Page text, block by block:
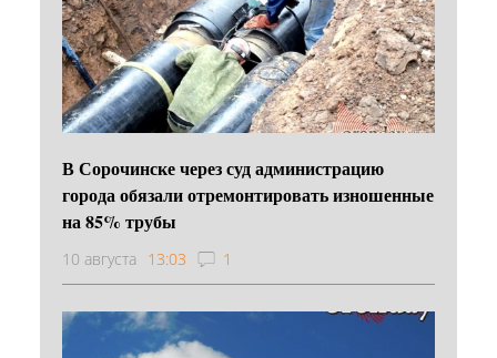
В Сорочинске через суд администрацию
города обязали отремонтировать изношенные
на 85% трубы
10 августа 13:03 1